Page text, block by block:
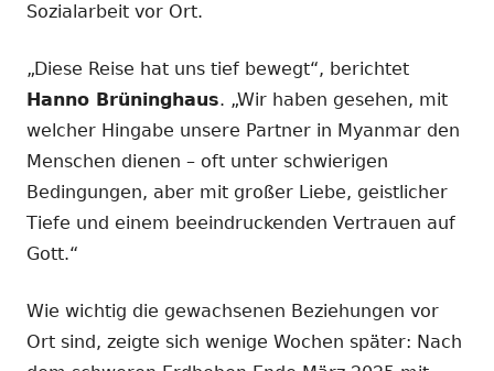
Sozialarbeit vor Ort.
„Diese Reise hat uns tief bewegt“, berichtet
Hanno Brüninghaus. „Wir haben gesehen, mit
welcher Hingabe unsere Partner in Myanmar den
Menschen dienen – oft unter schwierigen
Bedingungen, aber mit großer Liebe, geistlicher
Tiefe und einem beeindruckenden Vertrauen auf
Gott.“
Wie wichtig die gewachsenen Beziehungen vor
Ort sind, zeigte sich wenige Wochen später: Nach